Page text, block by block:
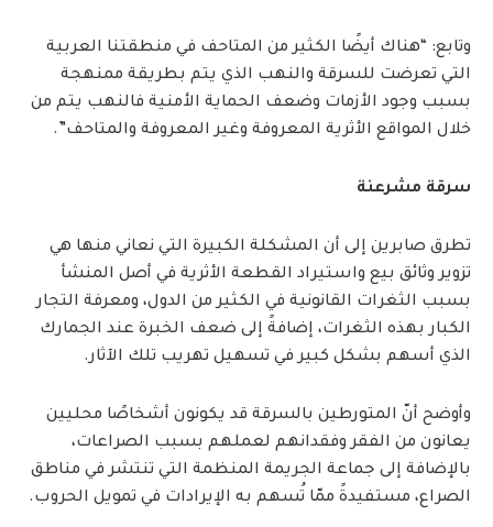
وتابع: “هناك أيضًا الكثير من المتاحف في منطقتنا العربية
التي تعرضت للسرقة والنهب الذي يتم بطريقة ممنهجة
بسبب وجود الأزمات وضعف الحماية الأمنية فالنهب يتم من
خلال المواقع الأثرية المعروفة وغير المعروفة والمتاحف”.
سرقة مشرعنة
تطرق صابرين إلى أن المشكلة الكبيرة التي نعاني منها هي
تزوير وثائق بيع واستيراد القطعة الأثرية في أصل المنشأ
بسبب الثغرات القانونية في الكثير من الدول، ومعرفة التجار
الكبار بهذه الثغرات، إضافةً إلى ضعف الخبرة عند الجمارك
الذي أسهم بشكل كبير في تسهيل تهريب تلك الآثار.
وأوضح أنّ المتورطين بالسرقة قد يكونون أشخاصًا محليين
يعانون من الفقر وفقدانهم لعملهم بسبب الصراعات،
بالإضافة إلى جماعة الجريمة المنظمة التي تنتشر في مناطق
الصراع، مستفيدةً ممّا تُسهم به الإيرادات في تمويل الحروب.